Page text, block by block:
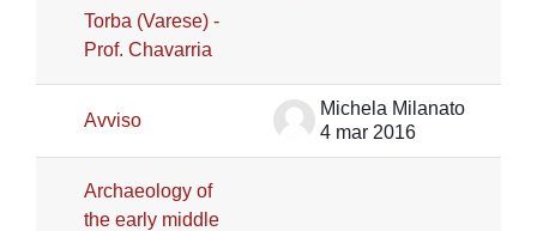
Torba (Varese) -
Prof. Chavarria
Avviso
Michela Milanato
4 mar 2016
Archaeology of
the early middle